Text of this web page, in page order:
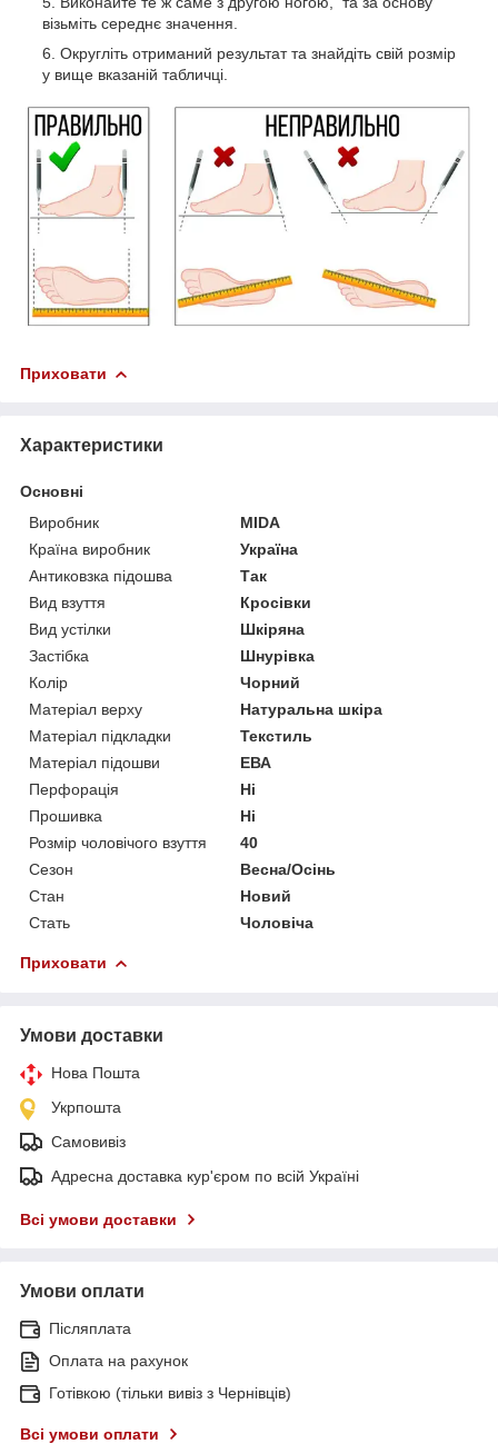
візьміть середнє значення.
Округліть отриманий результат та знайдіть свій розмір
у вище вказаній табличці.
Приховати
Характеристики
Основні
Виробник
MIDA
Країна виробник
Україна
Антиковзка підошва
Так
Вид взуття
Кросівки
Вид устілки
Шкіряна
Застібка
Шнурівка
Колір
Чорний
Матеріал верху
Натуральна шкіра
Матеріал підкладки
Текстиль
Матеріал підошви
ЕВА
Перфорація
Ні
Прошивка
Ні
Розмір чоловічого взуття
40
Сезон
Весна/Осінь
Стан
Новий
Стать
Чоловіча
Приховати
Умови доставки
Нова Пошта
Укрпошта
Самовивіз
Адресна доставка кур'єром по всій Україні
Всі умови доставки
Умови оплати
Післяплата
Оплата на рахунок
Готівкою (тільки вивіз з Чернівців)
Всі умови оплати